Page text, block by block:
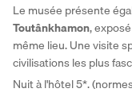
Le musée présente
Toutânkhamon,
même lieu. Une visite
civilisations les plus
Nuit à l'hôtel 5*.